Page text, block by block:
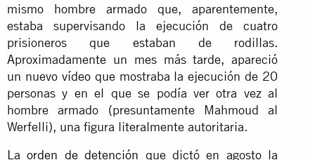
mismo hombre armado que, aparentemente,
estaba supervisando la ejecución de cuatro
prisioneros que estaban de rodillas.
Aproximadamente un mes más tarde, apareció
un nuevo vídeoque mostraba la ejecución de 20
personas y en el que se podía ver otra vez al
hombre armado (presuntamente Mahmoud al
Werfelli), una figura literalmente autoritaria.
Laorden de detención que dictó en agosto la